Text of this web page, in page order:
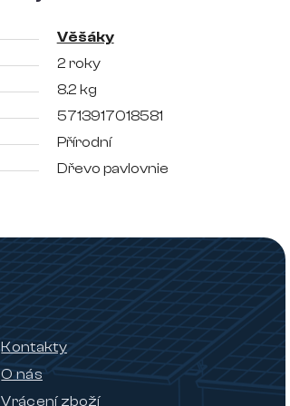
Věšáky
2 roky
8.2 kg
5713917018581
Přírodní
Dřevo pavlovnie
Kontakty
O nás
Vrácení zboží